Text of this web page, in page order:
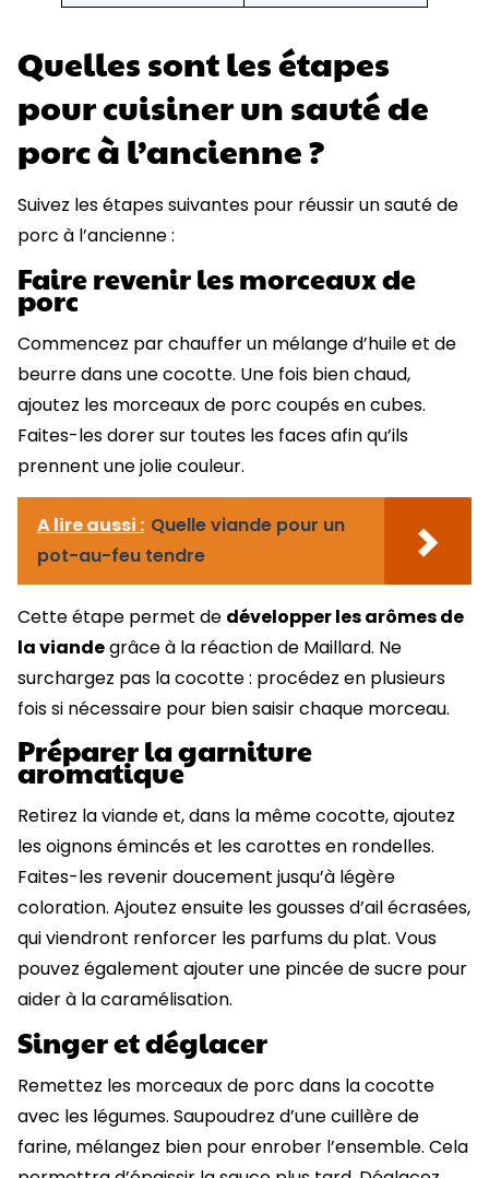
Quelles sont les étapes
pour cuisiner un sauté de
porc à l’ancienne ?
Suivez les étapes suivantes pour réussir un sauté de
porc à l’ancienne :
Faire revenir les morceaux de
porc
Commencez par chauffer un mélange d’huile et de
beurre dans une cocotte. Une fois bien chaud,
ajoutez les morceaux de porc coupés en cubes.
Faites-les dorer sur toutes les faces afin qu’ils
prennent une jolie couleur.
A lire aussi : Quelle viande pour un
pot-au-feu tendre
Cette étape permet de développer les arômes de
la viandegrâce à la réaction de Maillard. Ne
surchargez pas la cocotte : procédez en plusieurs
fois si nécessaire pour bien saisir chaque morceau.
Préparer la garniture
aromatique
Retirez la viande et, dans la même cocotte, ajoutez
les oignons émincés et les carottes en rondelles.
Faites-les revenir doucement jusqu’à légère
coloration. Ajoutez ensuite les gousses d’ail écrasées,
qui viendront renforcer les parfums du plat. Vous
pouvez également ajouter une pincée de sucre pour
aider à la caramélisation.
Singer et déglacer
Remettez les morceaux de porc dans la cocotte
avec les légumes. Saupoudrez d’une cuillère de
farine, mélangez bien pour enrober l’ensemble. Cela